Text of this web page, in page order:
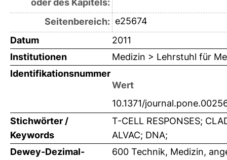
oder des Kapitels:
Seitenbereich: e25674
Datum
2011
Institutionen
Medizin > Lehrstuhl für
Identifikationsnummer
Wert
10.1371/
Stichwörter /
Keywords
T-CELL RESPONSES;
ALVAC; DNA;
Dewey-Dezimal-
600 Technik, Medizin,